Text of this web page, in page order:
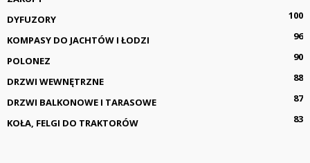
DYFUZORY
100
KOMPASY DO JACHTÓW I ŁODZI
96
POLONEZ
90
DRZWI WEWNĘTRZNE
88
DRZWI BALKONOWE I TARASOWE
87
KOŁA, FELGI DO TRAKTORÓW
83